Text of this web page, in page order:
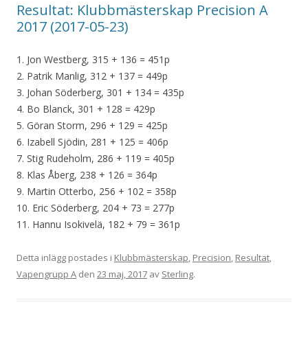
Resultat: Klubbmästerskap Precision A
2017 (2017-05-23)
1. Jon Westberg, 315 + 136 = 451p
2. Patrik Manlig, 312 + 137 = 449p
3. Johan Söderberg, 301 + 134 = 435p
4. Bo Blanck, 301 + 128 = 429p
5. Göran Storm, 296 + 129 = 425p
6. Izabell Sjödin, 281 + 125 = 406p
7. Stig Rudeholm, 286 + 119 = 405p
8. Klas Åberg, 238 + 126 = 364p
9. Martin Otterbo, 256 + 102 = 358p
10. Eric Söderberg, 204 + 73 = 277p
11. Hannu Isokivelä, 182 + 79 = 361p
Detta inlägg postades i Klubbmästerskap, Precision, Resultat,
Vapengrupp A den 23 maj, 2017 av Sterling.